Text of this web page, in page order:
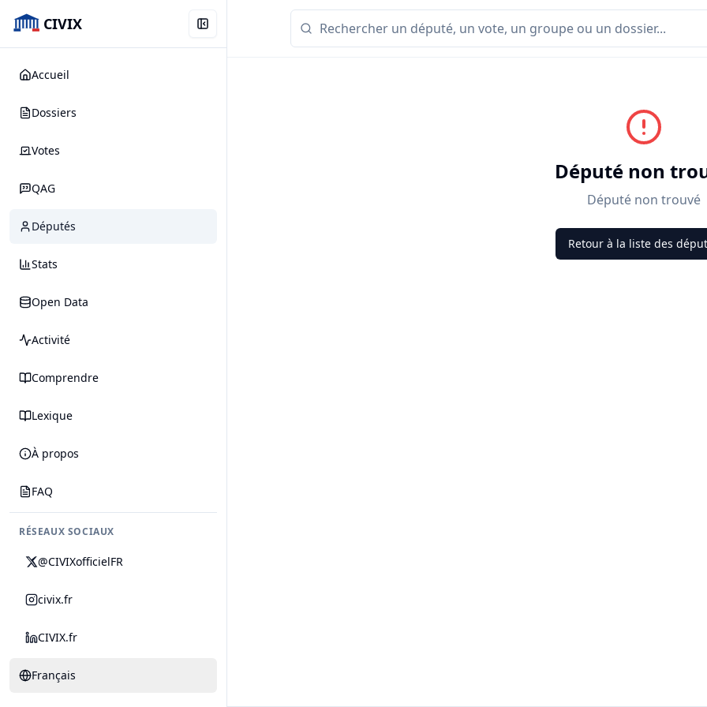
CIVIX
Accueil
Dossiers
Votes
QAG
Députés
Stats
Open Data
Activité
Comprendre
Lexique
À propos
FAQ
RÉSEAUX SOCIAUX
@CIVIXofficielFR
civix.fr
CIVIX.fr
Français
Député non
Député non trouvé
Retour à la liste des